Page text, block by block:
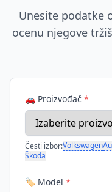
Unesite podatke
ocenu njegove
🚗 Proizvođač *
Česti izbor:Volkswagen
Škoda
🏷️ Model *